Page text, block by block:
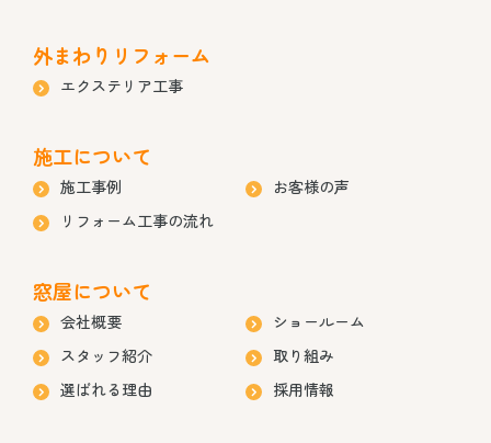
外まわりリフォーム
エクステリア工事
施工について
施工事例
お客様の声
リフォーム工事の流れ
窓屋について
会社概要
ショールーム
スタッフ紹介
取り組み
選ばれる理由
採用情報